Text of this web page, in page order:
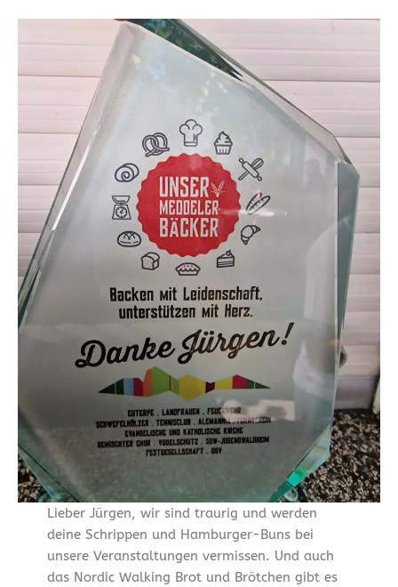
Lieber Jürgen, wir sind traurig und werden
deine Schrippen und Hamburger-Buns bei
unsere Veranstaltungen vermissen. Und auch
das Nordic Walking Brot und Brötchen gibt es